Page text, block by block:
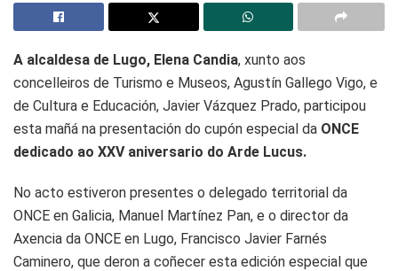
A alcaldesa de Lugo, Elena Candia, xunto aos
concelleiros de Turismo e Museos, Agustín Gallego Vigo, e
de Cultura e Educación, Javier Vázquez Prado, participou
esta mañá na presentación do cupón especial da ONCE
dedicado ao XXV aniversario do Arde Lucus.
No acto estiveron presentes o delegado territorial da
ONCE en Galicia, Manuel Martínez Pan, e o director da
Axencia da ONCE en Lugo, Francisco Javier Farnés
Caminero, que deron a coñecer esta edición especial que